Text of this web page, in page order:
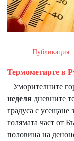
Публикация
Термометирте в
Уморителните
неделя дневните
градуса с усещане
голямата част от
половина на